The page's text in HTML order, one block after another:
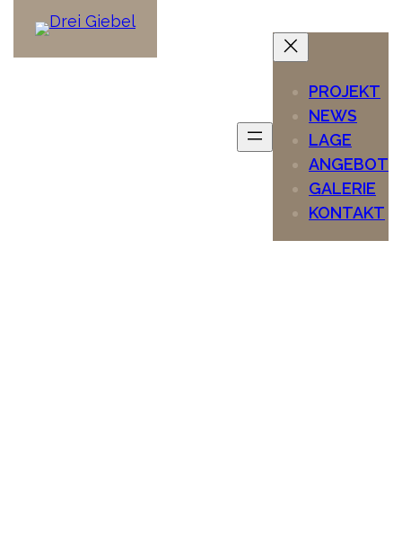
PROJEKT
NEWS
LAGE
ANGEBOT
GALERIE
KONTAKT